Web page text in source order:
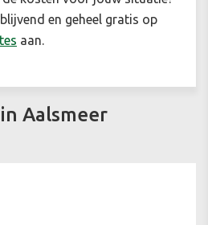
en geheel gratis op
aan.
Aalsmeer